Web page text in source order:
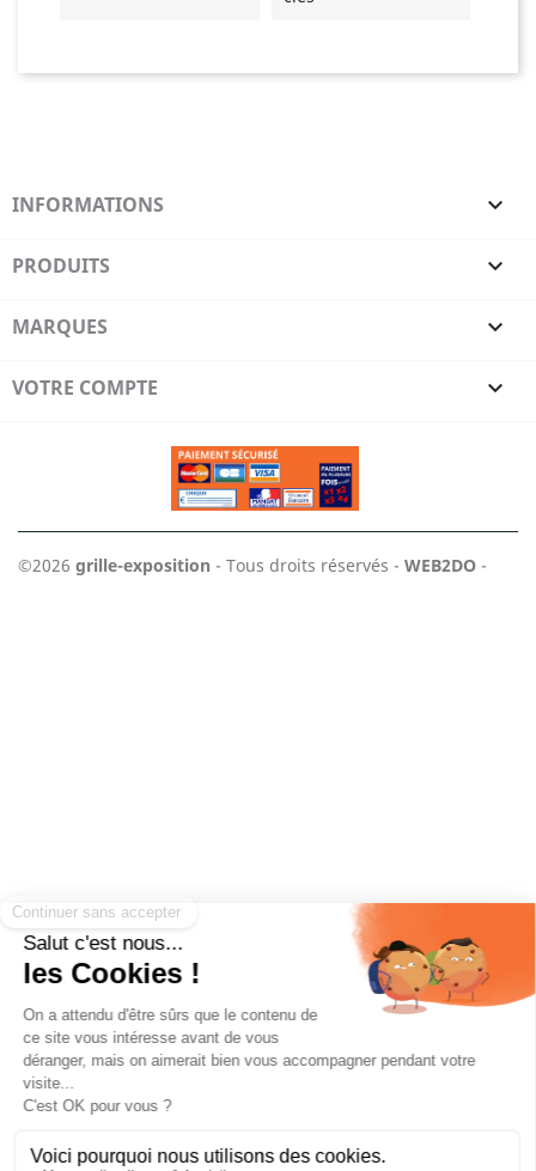
INFORMATIONS 
PRODUITS 
MARQUES 
VOTRE COMPTE 
©2026 grille-exposition - Tous droits réservés - WEB2DO -